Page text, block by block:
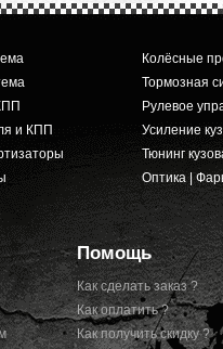
и КПП
Колёсные
Тормозная
Рулевое
Усиление
Тюнинг
Оптика |
Помощь
Как сделать заказ ?
Как оплатить ?
Как получить скидку ?